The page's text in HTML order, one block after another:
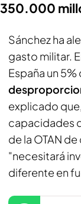
350.000
Sánchez ha
gasto militar.
España un
explicado
capacidades
de la OTAN
"necesitará
diferente en